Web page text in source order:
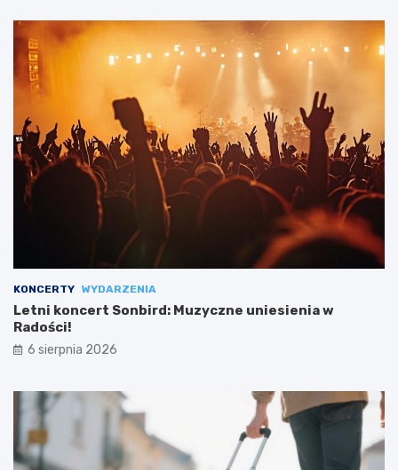
KONCERTY WYDARZENIA
Letni koncert Sonbird: Muzyczne uniesienia w
Radości!
6 sierpnia 2026